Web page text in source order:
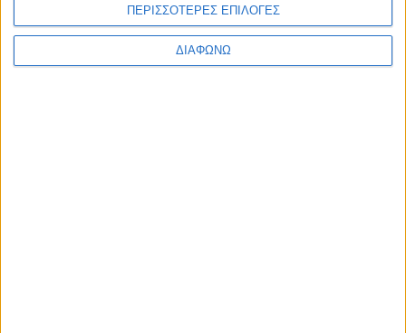
ΠΕΡΙΣΣΟΤΕΡΕΣ ΕΠΙΛΟΓΕΣ
ΔΙΑΦΩΝΩ